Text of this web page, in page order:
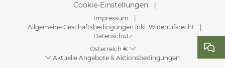
Aktuelle Angebote & Aktionsbedingungen
Cookie-Einstellungen
Impressum
Allgemeine Geschäftsbedingungen inkl. Widerrufsrecht
Datenschutz
Österreich €